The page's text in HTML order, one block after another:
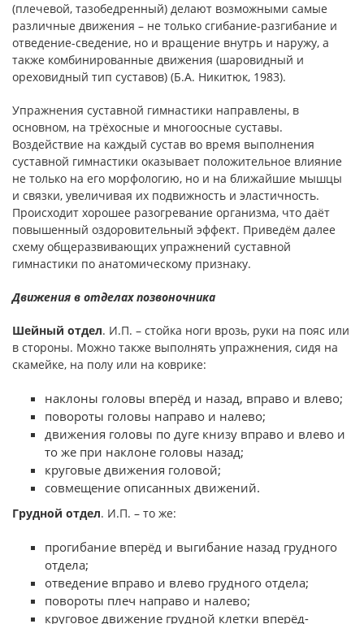
(плечевой, тазобедренный) делают возможными самые
различные движения – не только сгибание-разгибание и
отведение-сведение, но и вращение внутрь и наружу, а
также комбинированные движения (шаровидный и
ореховидный тип суставов) (Б.А. Никитюк, 1983).
Упражнения суставной гимнастики направлены, в
основном, на трёхосные и многоосные суставы.
Воздействие на каждый сустав во время выполнения
суставной гимнастики оказывает положительное влияние
не только на его морфологию, но и на ближайшие мышцы
и связки, увеличивая их подвижность и эластичность.
Происходит хорошее разогревание организма, что даёт
повышенный оздоровительный эффект. Приведём далее
схему общеразвивающих упражнений суставной
гимнастики по анатомическому признаку.
Движения в отделах позвоночника
Шейный отдел. И.П. – стойка ноги врозь, руки на пояс или
в стороны. Можно также выполнять упражнения, сидя на
скамейке, на полу или на коврике:
наклоны головы вперёд и назад, вправо и влево;
повороты головы направо и налево;
движения головы по дуге книзу вправо и влево и
то же при наклоне головы назад;
круговые движения головой;
совмещение описанных движений.
Грудной отдел. И.П. – то же:
прогибание вперёд и выгибание назад грудного
отдела;
отведение вправо и влево грудного отдела;
повороты плеч направо и налево;
круговое движение грудной клетки вперёд-